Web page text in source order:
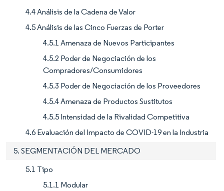
4.4 Análisis de la Cadena de Valor
4.5 Análisis de las Cinco Fuerzas de Porter
4.5.1 Amenaza de Nuevos Participantes
4.5.2 Poder de Negociación de los
Compradores/Consumidores
4.5.3 Poder de Negociación de los Proveedores
4.5.4 Amenaza de Productos Sustitutos
4.5.5 Intensidad de la Rivalidad Competitiva
4.6 Evaluación del Impacto de COVID-19 en la Industria
5. SEGMENTACIÓN DEL MERCADO
5.1 Tipo
5.1.1 Modular